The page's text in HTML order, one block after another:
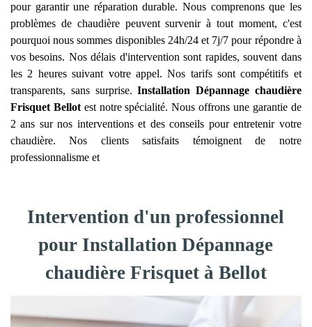
pour garantir une réparation durable. Nous comprenons que les
problèmes de chaudière peuvent survenir à tout moment, c'est
pourquoi nous sommes disponibles 24h/24 et 7j/7 pour répondre à
vos besoins. Nos délais d'intervention sont rapides, souvent dans
les 2 heures suivant votre appel. Nos tarifs sont compétitifs et
transparents, sans surprise.Installation Dépannage chaudière
Frisquet Bellotest notre spécialité. Nous offrons une garantie de
2 ans sur nos interventions et des conseils pour entretenir votre
chaudière. Nos clients satisfaits témoignent de notre
professionnalisme et
Intervention d'un professionnel
pour Installation Dépannage
chaudière Frisquet à Bellot